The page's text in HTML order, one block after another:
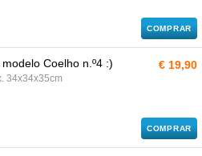
COMPRAR
Coelho n.º4 :)
34x34x35cm
€ 19,90
COMPRAR